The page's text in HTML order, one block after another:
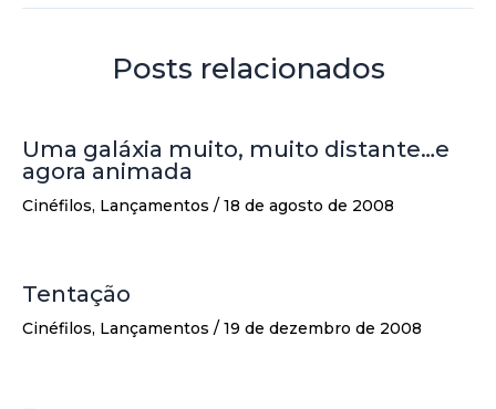
Posts relacionados
Uma galáxia muito, muito distante…e
agora animada
Cinéfilos, Lançamentos / 18 de agosto de 2008
Tentação
Cinéfilos, Lançamentos / 19 de dezembro de 2008